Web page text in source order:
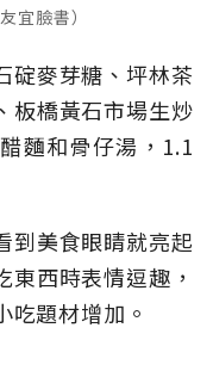
宜臉書）
碇麥芽糖、坪林茶
板橋黃石市場生炒
麵和骨仔湯，1.1
到美食眼睛就亮起
西時表情逗趣，
吃題材增加。